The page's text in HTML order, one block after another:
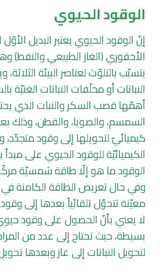
الوقود الحيوي
إنّ الوقود الحيوي يعتبر البديل الأوّل
الأحفوري (الغاز الطبيعي والنفط)
يتسبّب بالتلوّث لعناصر البيئة
النباتات أو مخلّفات النباتات الغنيّة
أهمّها قصب السكر والنبات الذي
السمسم، والصويا، والقطن، وذلك
كيميائيّ لتحويلها إلى وقود متجدّد،
الكيميائيّة للوقود الحيوي على
الوقود ما هو إلّا طاقة شمسيّة
وفي حال تعريض الطاقة الكامنة
معيّنة تتحوّل تلقائياً بعدها إلى
لا يعني بأنّ الحصول على وقود
بسيطة، حيث تحتاج إلى عدد من
لتحويل النباتات إلى غاز وبعدها